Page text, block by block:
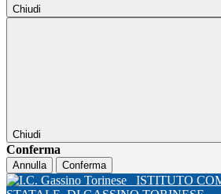
Chiudi
Chiudi
Conferma
Annulla Conferma
ISTITUTO